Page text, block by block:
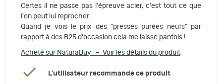
Certes il ne passe pas l'épreuve acier, c'est tout ce que
l'on peut lui reprocher.
Quand je vois le prix des "presses purées neufs" par
rapport à des B25 d'occasion cela me laisse pantois !
Acheté sur NaturaBuy – Voir les détails du produit
L'utilisateur recommande ce produit